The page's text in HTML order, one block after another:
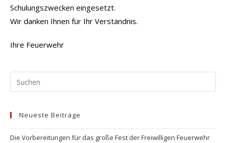
Schulungszwecken eingesetzt.
Wir danken Ihnen für Ihr Verständnis.
Ihre Feuerwehr
Neueste Beiträge
Die Vorbereitungen für das große Fest der Freiwilligen Feuerwehr